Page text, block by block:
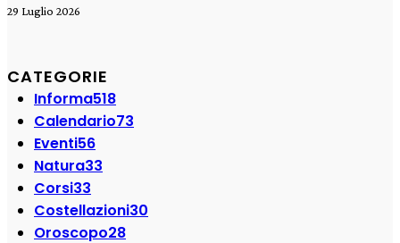
29 Luglio 2026
CATEGORIE
Informa518
Calendario73
Eventi56
Natura33
Corsi33
Costellazioni30
Oroscopo28